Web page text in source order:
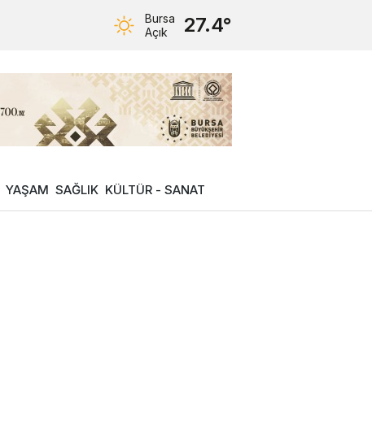
Bursa
Açık
27.4°
YAŞAM SAĞLIK KÜLTÜR - SANAT